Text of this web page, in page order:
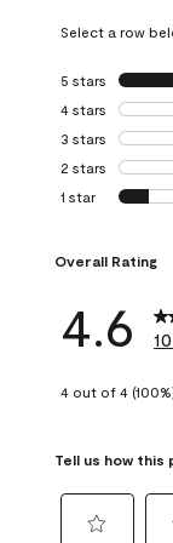
Select a row
5 stars stars
4 stars stars
3 stars stars
2 stars stars
1 star stars
Overall Rating
4.6
4 out of 4
Tell us how